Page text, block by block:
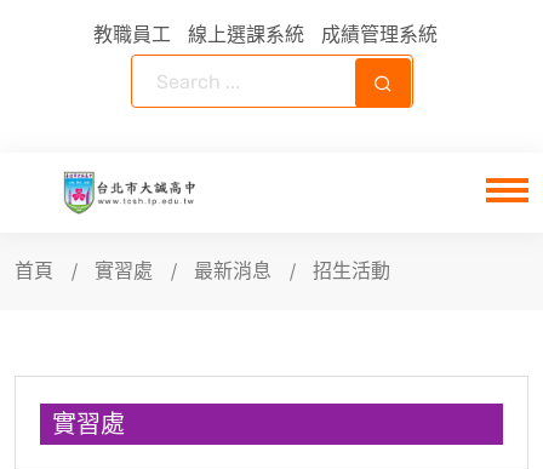
教職員工 線上選課系統 成績管理系統
首頁 實習處 最新消息 招生活動
實習處